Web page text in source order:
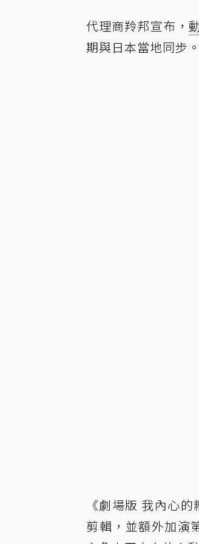
代理商羚邦宣布，
期與日本當地同步。
《劇場版 我內心
剪輯，並額外加演